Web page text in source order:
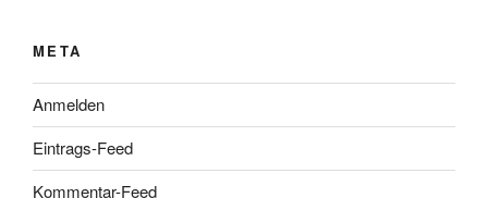
META
Anmelden
Eintrags-Feed
Kommentar-Feed